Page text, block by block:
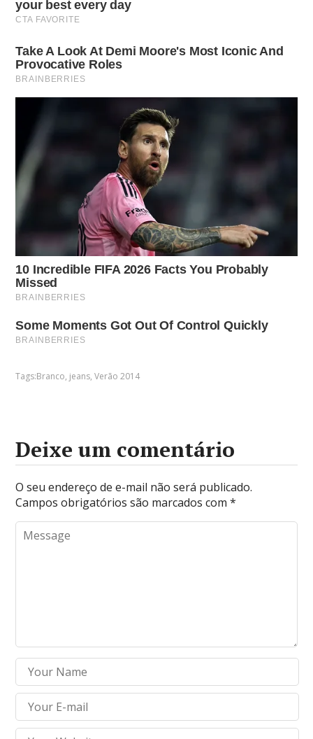
Tags:Branco, jeans,Verão 2014
Deixe um comentário
O seu endereço de e-mail não será publicado.
Campos obrigatórios são marcados com*